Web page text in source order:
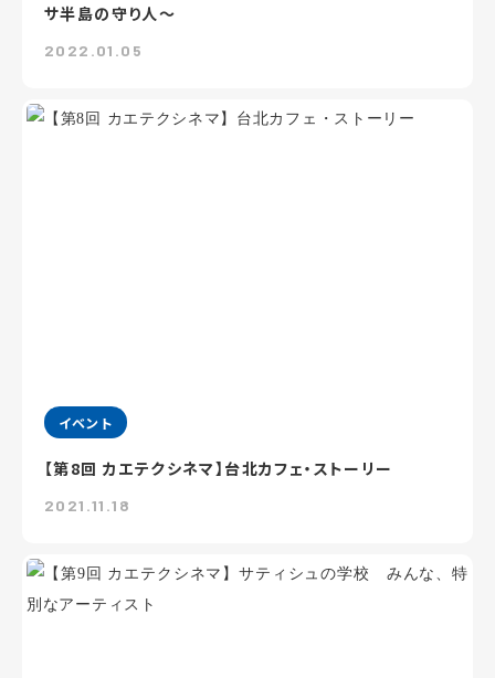
サ半島の守り人～
2022.01.05
イベント
【第8回 カエテクシネマ】台北カフェ・ストーリー
2021.11.18